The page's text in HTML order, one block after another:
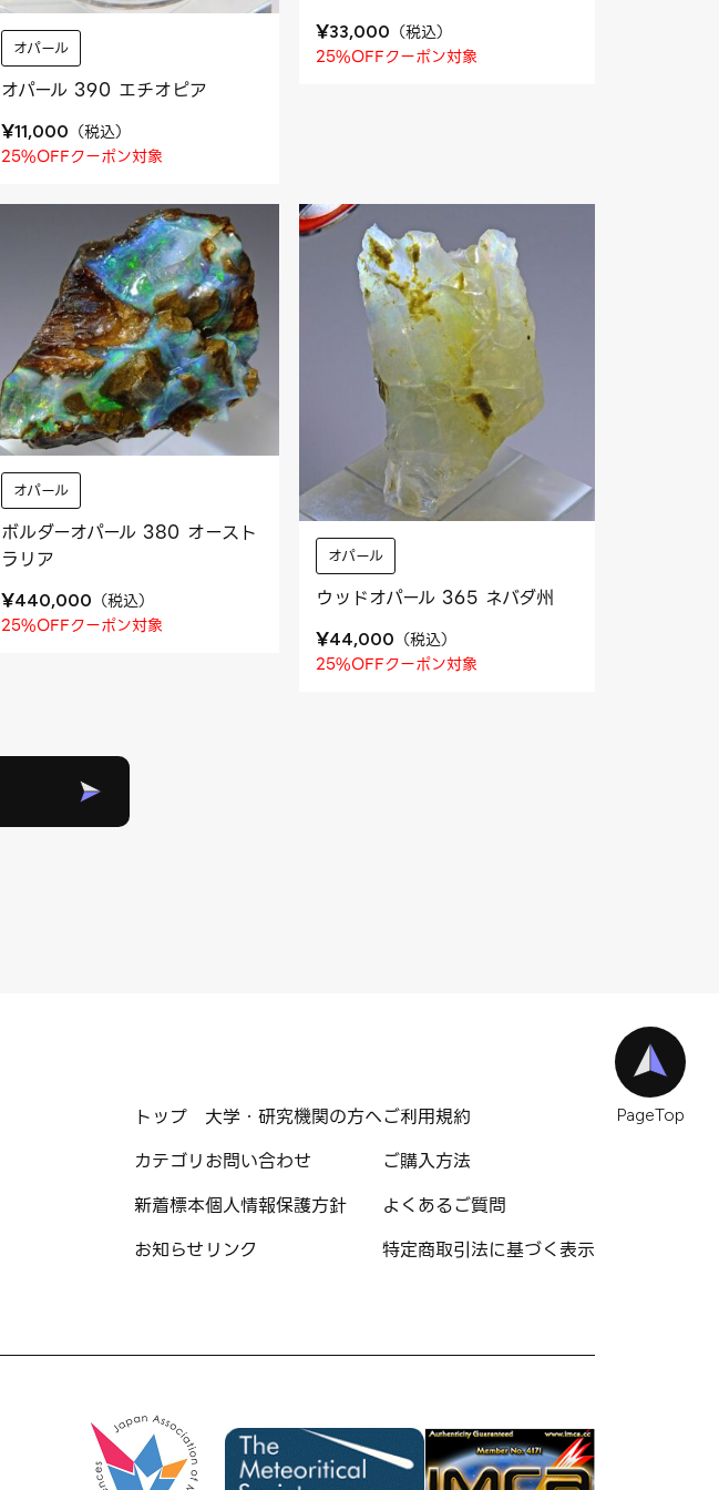
オパール
オパール 390 エチオピア
¥11,000 （税込）
25%OFFクーポン対象
¥33,000 （税込）
25%OFFクーポン対象
オパール
ボルダーオパール 380 オースト
ラリア
¥440,000 （税込）
25%OFFクーポン対象
オパール
ウッドオパール 365 ネバダ州
¥44,000 （税込）
25%OFFクーポン対象
PageTop
トップ
カテゴリ
新着標本
お知らせ
大学・研究機関の方へ
お問い合わせ
個人情報保護方針
リンク
ご利用規約
ご購入方法
よくあるご質問
特定商取引法に基づく表示